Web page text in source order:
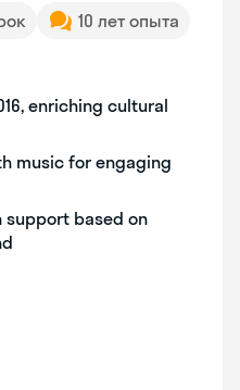
10 лет опыта
enriching cultural
music for engaging
support based on